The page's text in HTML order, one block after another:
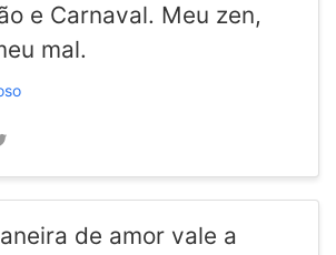
e Carnaval. Meu zen,
mal.
de amor vale a